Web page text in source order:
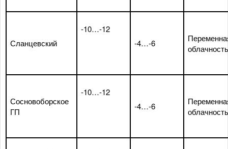
Сланцевский
-10…-12
-4…-6
облачность
Сосновоборское
ГП
-10…-12
-4…-6
облачность